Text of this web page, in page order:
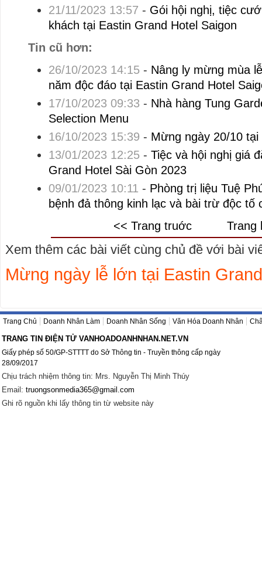
21/11/2023 13:57 - Gói hội nghị, tiệc
khách tại Eastin Grand Hotel Saigon
Tin cũ hơn:
26/10/2023 14:15- Nâng ly mừng mùa
năm độc đáo tại Eastin Grand Hotel
17/10/2023 09:33 - Nhà hàng Tung
Selection Menu
16/10/2023 15:39 - Mừng ngày 20/10 tại
13/01/2023 12:25- Tiệc và hội nghị giá
Grand Hotel Sài Gòn 2023
09/01/2023 10:11 - Phòng trị liệu Tuệ
bệnh đả thông kinh lạc và bài trừ độc tố
<< Trang truớc
Trang
Xem thêm các bài viết cùng chủ đề với bài
Mừng ngày lễ lớn tại Eastin
Trang Chủ Doanh Nhân Làm Doanh Nhân Sống Văn Hóa Doanh Nhân
TRANG TIN ĐIỆN TỬ VANHOADOANHNHAN.NET.VN
Giấy phép số 50/GP-STTTT do Sở Thông tin - Truyền thông cấp ngày
28/09/2017
Chịu trách nhiệm thông tin: Mrs. Nguyễn Thị Minh Thúy
Email: truongsonmedia365@gmail.com
Ghi rõ nguồn khi lấy thông tin từ website này